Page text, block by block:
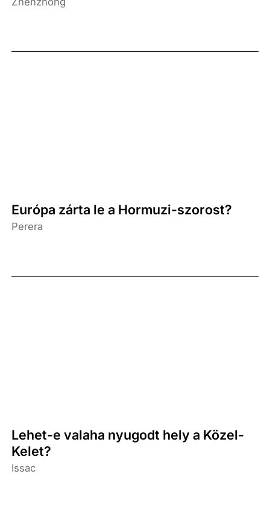
Európa zárta le a Hormuzi-szorost?
Perera
Lehet-e valaha nyugodt hely a Közel-
Kelet?
Issac